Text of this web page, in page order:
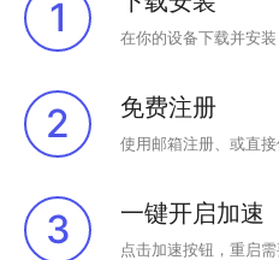
1 在你的设备下载并安
2 免费注册
使用邮箱注册、或直
3 一键开启加速
点击加速按钮，重启